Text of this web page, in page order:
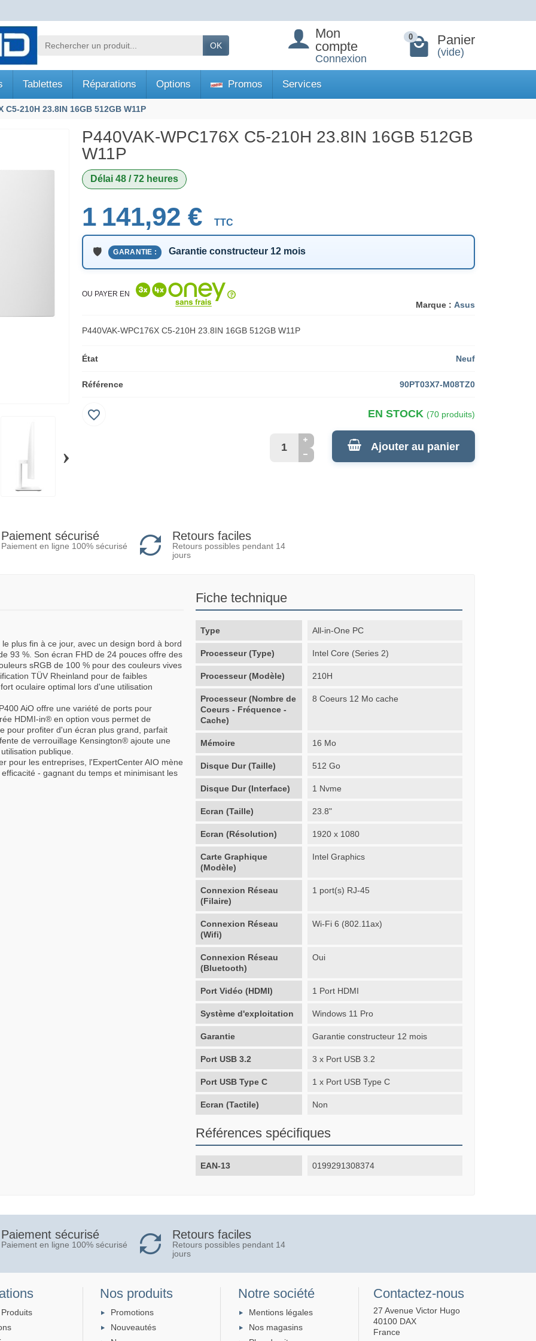
OK
Mon
compte
Connexion
0 Panier
(vide)
Tablettes Réparations Options Promos Services
C5-210H 23.8IN 16GB 512GB W11P
›
P440VAK-WPC176X C5-210H 23.8IN 16GB 512GB
W11P
Délai 48 / 72 heures
Marque : Asus
1 141,92 € TTC
GARANTIE : Garantie constructeur 12 mois
OU PAYER EN
P440VAK-WPC176X C5-210H 23.8IN 16GB 512GB W11P
État Neuf
Référence 90PT03X7-M08TZ0
EN STOCK (70 produits)
Ajouter au panier
favorite_border
Paiement sécurisé
Paiement en ligne 100% sécurisé
Retours faciles
Retours possibles pendant 14
jours
plus fin à ce jour, avec un design bord à bord
93 %. Son écran FHD de 24 pouces offre des
sRGB de 100 % pour des couleurs vives
TÜV Rheinland pour de faibles
oculaire optimal lors d'une utilisation
AiO offre une variété de ports pour
HDMI-in® en option vous permet de
pour profiter d'un écran plus grand, parfait
de verrouillage Kensington® ajoute une
publique.
pour les entreprises, l'ExpertCenter AIO mène
- gagnant du temps et minimisant les
Fiche technique
Type All-in-One PC
Processeur (Type) Intel Core (Series 2)
Processeur (Modèle) 210H
Processeur (Nombre de
Coeurs - Fréquence -
Cache)
8 Coeurs 12 Mo cache
Mémoire 16 Mo
Disque Dur (Taille) 512 Go
Disque Dur (Interface) 1 Nvme
Ecran (Taille) 23.8"
Ecran (Résolution) 1920 x 1080
Carte Graphique
(Modèle)
Intel Graphics
Connexion Réseau
(Filaire)
1 port(s) RJ-45
Connexion Réseau
(Wifi)
Wi-Fi 6 (802.11ax)
Connexion Réseau
(Bluetooth)
Oui
Port Vidéo (HDMI) 1 Port HDMI
Système d'exploitation Windows 11 Pro
Garantie Garantie constructeur 12 mois
Port USB 3.2 3 x Port USB 3.2
Port USB Type C 1 x Port USB Type C
Ecran (Tactile) Non
Références spécifiques
EAN-13 0199291308374
Paiement sécurisé
Paiement en ligne 100% sécurisé
Retours faciles
Retours possibles pendant 14
jours
Nos produits
Promotions
Nouveautés
Notre société
Mentions légales
Nos magasins
Contactez-nous
27 Avenue Victor Hugo
40100 DAX
France